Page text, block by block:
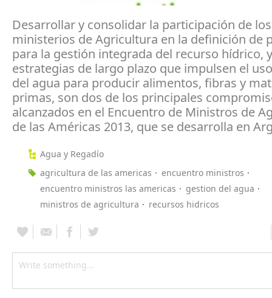
Desarrollar y consolidar la participación de los
ministerios de Agricultura en la definición de
para la gestión integrada del recurso hídrico,
estrategias de largo plazo que impulsen el
del agua para producir alimentos, fibras y
primas, son dos de los principales
alcanzados en el Encuentro de Ministros de
de las Américas 2013, que se desarrolla en
Agua y Regadío
agricultura de las americas
encuentro ministros
encuentro ministros las americas
gestion del agua
ministros de agricultura
recursos hidricos